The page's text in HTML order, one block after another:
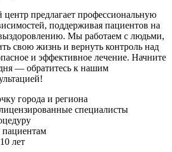
предлагает профессиональную
поддерживая пациентов на
Мы работаем с людьми,
свою жизнь и вернуть контроль над
и эффективное лечение. Начните
— обратитесь к нашим
города и региона
специалисты
пациентам
лет